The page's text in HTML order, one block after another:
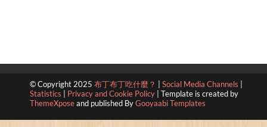
© Copyright 2025 布丁布丁吃什麼？ Social Media Channels
Statistics
Privacy and Cookie Policy
Template is created by
ThemeXposeand published ByGooyaabi Templates